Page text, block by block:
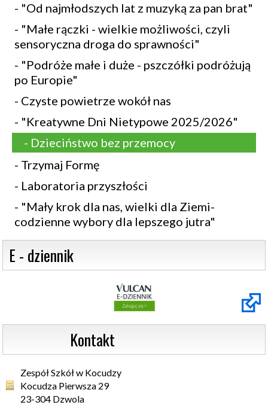
- "Od najmłodszych lat z muzyką za pan brat"
- "Małe rączki - wielkie możliwości, czyli
sensoryczna droga do sprawności"
- "Podróże małe i duże - pszczółki podróżują
po Europie"
- Czyste powietrze wokół nas
- "Kreatywne Dni Nietypowe 2025/2026"
- Dzieciństwo bez przemocy
- Trzymaj Formę
- Laboratoria przyszłości
- "Mały krok dla nas, wielki dla Ziemi-
codzienne wybory dla lepszego jutra"
E - dziennik
                  Kontakt
Zespół Szkół w Kocudzy
Kocudza Pierwsza 29
23-304 Dzwola